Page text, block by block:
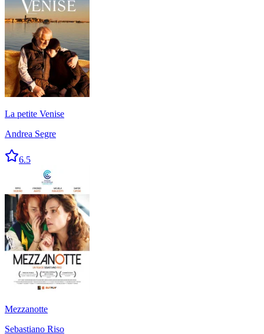
La petite Venise
Andrea Segre
6.5
Mezzanotte
Sebastiano Riso